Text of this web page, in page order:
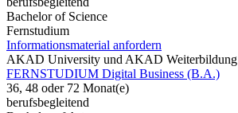
Bachelor of Science
Fernstudium
Informationsmaterial anfordern
AKAD University und AKAD Weiterbildung
FERNSTUDIUM Digital Business (B.A.)
36, 48 oder 72 Monat(e)
berufsbegleitend